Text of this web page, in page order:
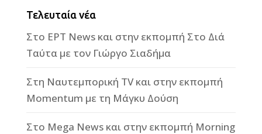
Τελευταία νέα
Στο ΕΡΤ News και στην εκπομπή Στο Διά
Ταύτα με τον Γιώργο Σιαδήμα
Στη Ναυτεμπορική TV και στην εκπομπή
Momentum με τη Μάγκυ Δούση
Στο Mega News και στην εκπομπή Morning